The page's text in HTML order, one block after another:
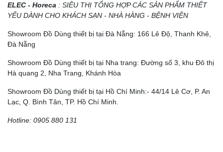
ELEC - Horeca : SIÊU THỊ TỔNG HỢP CÁC SẢN PHẨM THIẾT
YẾU DÀNH CHO KHÁCH SẠN - NHÀ HÀNG - BỆNH VIỆN
Showroom Đồ Dùng thiết bị tại Đà Nẵng: 166 Lê Độ, Thanh Khê,
Đà Nẵng
Showroom Đồ Dùng thiết bị tại Nha trang: Đường số 3, khu Đô thị
Hà quang 2, Nha Trang, Khánh Hòa
Showroom Đồ Dùng thiết bị tại Hồ Chí Minh:- 44/14 Lê Cơ, P. An
Lạc, Q. Bình Tân, TP. Hồ Chí Minh.
Hotline: 0905 880 131